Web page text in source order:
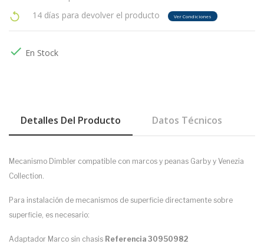
14 días para devolver el producto
Ver Condiciones
 En Stock
Detalles Del Producto Datos Técnicos
Mecanismo Dimbler compatible con marcos y peanas Garby y Venezia
Collection.
Para instalación de mecanismos de superficie directamente sobre
superficie, es necesario:
Adaptador Marco sin chasis Referencia 30950982